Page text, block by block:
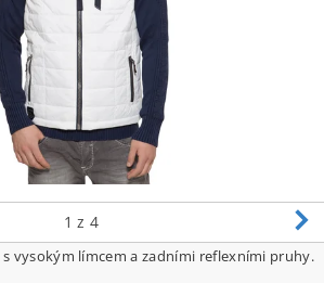
1 z 4
vysokým límcem a zadními reflexními pruhy.